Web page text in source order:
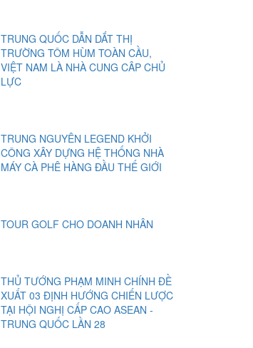
TRUNG QUỐC DẪN DẮT THỊ
TRƯỜNG TÔM HÙM TOÀN CẦU,
VIỆT NAM LÀ NHÀ CUNG CÂP CHỦ
LỰC
TRUNG NGUYÊN LEGEND KHỞI
CÔNG XÂY DỰNG HỆ THỐNG NHÀ
MÁY CÀ PHÊ HÀNG ĐẦU THẾ GIỚI
TOUR GOLF CHO DOANH NHÂN
THỦ TƯỚNG PHẠM MINH CHÍNH ĐỀ
XUẤT 03 ĐỊNH HƯỚNG CHIẾN LƯỢC
TẠI HỘI NGHỊ CẤP CAO ASEAN -
TRUNG QUỐC LẦN 28